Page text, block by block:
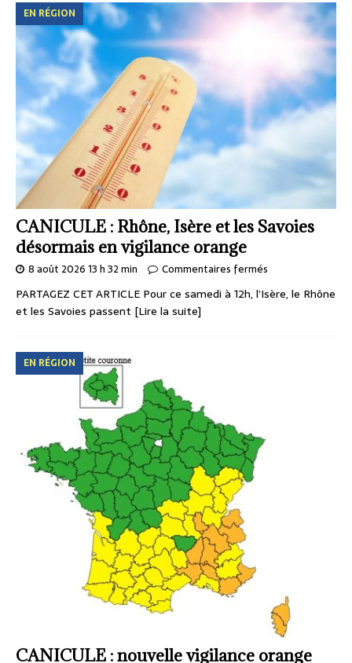
CANICULE : Rhône, Isère et les Savoies
désormais en vigilance orange
EN RÉGION
8 août 2026 13 h 32 min Commentaires fermés
PARTAGEZ CET ARTICLE Pour ce samedi à 12h, l’Isère, le Rhône
et les Savoies passent [Lire la suite]
CANICULE : nouvelle vigilance orange
EN RÉGION